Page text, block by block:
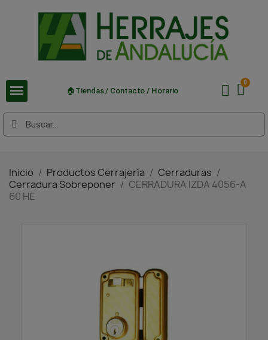
🏠Tiendas / Contacto / Horario
Inicio Productos Cerrajería
Cerraduras
Cerradura Sobreponer
CERRADURA IZDA 4056-A
60 HE